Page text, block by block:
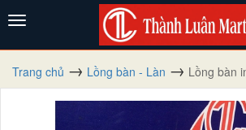
Trang chủ Lồng bàn - Làn Lồng bàn